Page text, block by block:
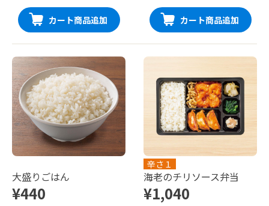
カート商品追加 カート商品追加
大盛りごはん
¥440
辛さ１
海老のチリソース弁当
¥1,040